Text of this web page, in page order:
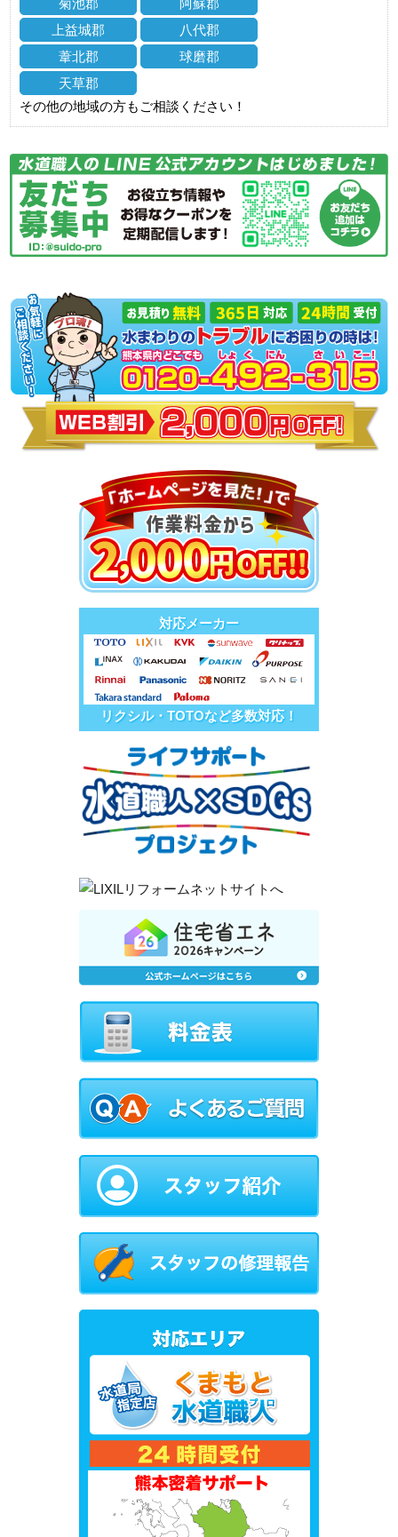
上益城郡
八代郡
葦北郡
球磨郡
天草郡
その他の地域の方もご相談ください！
対応メーカー
リクシル・TOTOなど多数対応！